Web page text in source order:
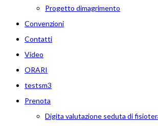
Progetto dimagrimento
Convenzioni
Contatti
Video
ORARI
testsm3
Prenota
Digita valutazione seduta di